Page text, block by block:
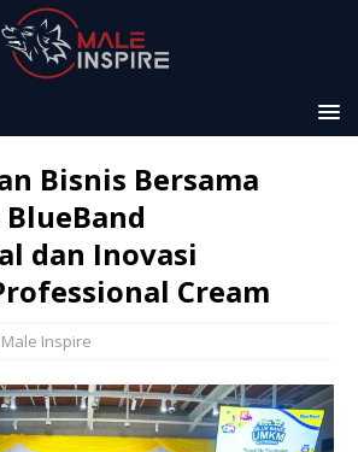
Bisnis Bersama
dan Inovasi
Cream
Male Inspire